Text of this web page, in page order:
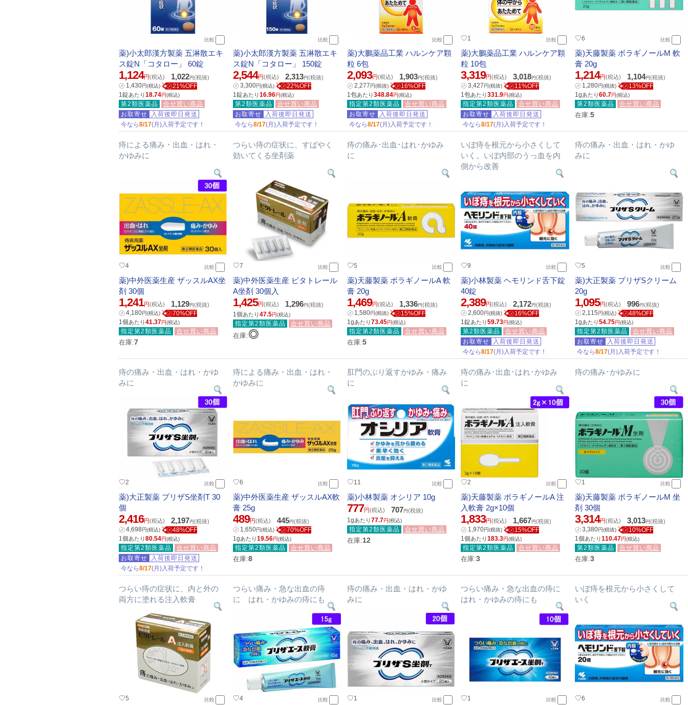
比較
薬)小太郎漢方製薬 五淋散エキ
ス錠N「コタロー」 60錠
1,124円(税込) 1,022円(税抜)
㋱ 1,430円(税込) ㋱21%OFF
1錠あたり18.74円(税込)
第2類医薬品
合せ買い商品
お取寄せ
入荷後即日発送
今なら8/17(月)入荷予定です！
比較
薬)小太郎漢方製薬 五淋散エキ
ス錠N「コタロー」 150錠
2,544円(税込) 2,313円(税抜)
㋱3,300円(税込) ㋱22%OFF
1錠あたり16.96円(税込)
第2類医薬品
合せ買い商品
お取寄せ
入荷後即日発送
今なら8/17(月)入荷予定です！
比較
薬)大鵬薬品工業 ハルンケア顆
粒 6包
2,093円(税込) 1,903円(税抜)
㋱2,277円(税抜) ㋱16%OFF
1包あたり348.84円(税込)
指定第2類医薬品
合せ買い商品
お取寄せ
入荷後即日発送
今なら8/17(月)入荷予定です！
♡1 比較
薬)大鵬薬品工業 ハルンケア顆
粒 10包
3,319円(税込) 3,018円(税抜)
㋱3,427円(税抜) ㋱11%OFF
1包あたり331.9円(税込)
指定第2類医薬品
合せ買い商品
お取寄せ
入荷後即日発送
今なら8/17(月)入荷予定です！
♡6 比較
薬)天藤製薬 ボラギノールM 軟
膏 20g
1,214円(税込) 1,104円(税抜)
㋱ 1,280円(税抜) ㋱13%OFF
1gあたり60.7円(税込)
第2類医薬品 合せ買い商品
在庫:5
痔による痛み・出血・はれ・
かゆみに
♡4 比較
薬)中外医薬生産 ザッスルAX坐
剤 30個
1,241円(税込) 1,129円(税抜)
㋱4,180円(税込) ㋱70%OFF
1個あたり41.37円(税込)
指定第2類医薬品 合せ買い商品
在庫:7
つらい痔の症状に、すばやく
効いてくる坐剤薬
♡7 比較
薬)中外医薬生産 ビタトレール
A坐剤 30個入
1,425円(税込) 1,296円(税抜)
1個あたり47.5円(税込)
指定第2類医薬品 合せ買い商品
在庫:◎
痔の痛み･出血･はれ･かゆみ
に
♡5 比較
薬)天藤製薬 ボラギノールA 軟
膏 20g
1,469円(税込) 1,336円(税抜)
㋱ 1,580円(税抜) ㋱15%OFF
1gあたり73.45円(税込)
指定第2類医薬品 合せ買い商品
在庫:5
いぼ痔を根元から小さくして
いく。いぼ内部のうっ血を内
側から改善
♡9 比較
薬)小林製薬 ヘモリンド舌下錠
40錠
2,389円(税込) 2,172円(税抜)
㋱2,600円(税抜) ㋱16%OFF
1錠あたり59.73円(税込)
第2類医薬品
合せ買い商品
お取寄せ
入荷後即日発送
今なら8/17(月)入荷予定です！
痔の痛み・出血・はれ・かゆ
みに
♡5 比較
薬)大正製薬 プリザSクリーム
20g
1,095円(税込) 996円(税抜)
㋱2,115円(税込) ㋱48%OFF
1gあたり54.75円(税込)
指定第2類医薬品
合せ買い商品
お取寄せ
入荷後即日発送
今なら8/17(月)入荷予定です！
痔の痛み・出血・はれ・かゆ
みに
♡2 比較
薬)大正製薬 プリザS坐剤T 30
個
2,416円(税込) 2,197円(税抜)
㋱4,698円(税込) ㋱48%OFF
1個あたり80.54円(税込)
指定第2類医薬品
合せ買い商品
お取寄せ
入荷後即日発送
今なら8/17(月)入荷予定です！
痔による痛み・出血・はれ・
かゆみに
♡6 比較
薬)中外医薬生産 ザッスルAX軟
膏 25g
489円(税込) 445円(税抜)
㋱ 1,650円(税込) ㋱70%OFF
1gあたり19.56円(税込)
指定第2類医薬品 合せ買い商品
在庫:8
肛門のぶり返すかゆみ・痛み
に
♡11 比較
薬)小林製薬 オシリア 10g
777円(税込) 707円(税抜)
1gあたり77.7円(税込)
指定第2類医薬品 合せ買い商品
在庫:12
痔の痛み･出血･はれ･かゆみ
に
♡2 比較
薬)天藤製薬 ボラギノールA 注
入軟膏 2g×10個
1,833円(税込) 1,667円(税抜)
㋱ 1,970円(税抜) ㋱15%OFF
1個あたり183.3円(税込)
指定第2類医薬品 合せ買い商品
在庫:3
痔の痛み･かゆみに
♡1 比較
薬)天藤製薬 ボラギノールM 坐
剤 30個
3,314円(税込) 3,013円(税抜)
㋱3,380円(税抜) ㋱10%OFF
1個あたり110.47円(税込)
第2類医薬品 合せ買い商品
在庫:3
つらい痔の症状に、内と外の
両方に塗れる注入軟膏
♡5 比較
つらい痛み・急な出血の痔
に はれ・かゆみの痔にも
♡4 比較
痔の痛み・出血・はれ・かゆ
みに
♡1 比較
つらい痛み・急な出血の痔に
はれ・かゆみの痔にも
♡1 比較
いぼ痔を根元から小さくして
いく
♡6 比較